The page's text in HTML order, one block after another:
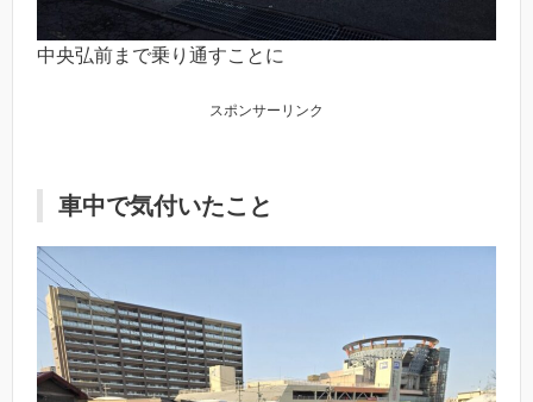
中央弘前まで乗り通すことに
スポンサーリンク
車中で気付いたこと